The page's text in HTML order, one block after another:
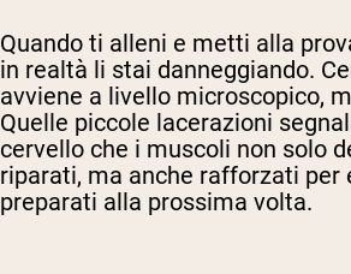
Quando ti alleni e metti alla
in realtà li stai danneggiando.
avviene a livello microscopico,
Quelle piccole lacerazioni
cervello che i muscoli non solo
riparati, ma anche rafforzati per
preparati alla prossima volta.